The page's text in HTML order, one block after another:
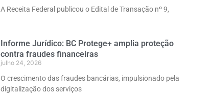
A Receita Federal publicou o Edital de Transação nº 9,
Informe Jurídico: BC Protege+ amplia proteção
contra fraudes financeiras
julho 24, 2026
O crescimento das fraudes bancárias, impulsionado pela
digitalização dos serviços